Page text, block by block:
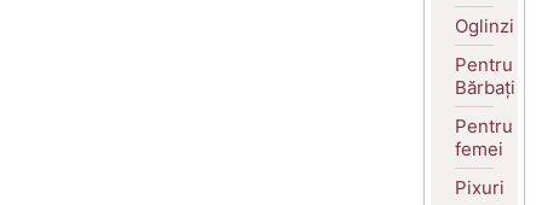
Oglinzi
Pentru
Bărbați
Pentru
femei
Pixuri